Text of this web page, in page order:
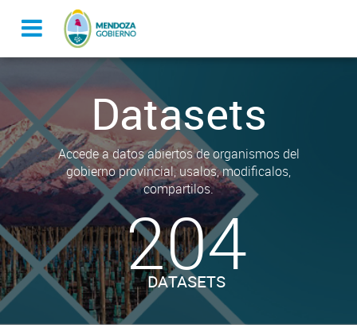
Datasets
Accede a datos abiertos de organismos del
gobierno provincial, usalos, modificalos,
compartilos.
204
DATASETS